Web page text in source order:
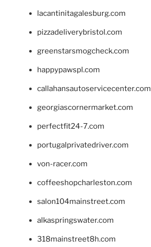
lacantinitagalesburg.com
pizzadeliverybristol.com
greenstarsmogcheck.com
happypawspl.com
callahansautoservicecenter.com
georgiascornermarket.com
perfectfit24-7.com
portugalprivatedriver.com
von-racer.com
coffeeshopcharleston.com
salon104mainstreet.com
alkaspringswater.com
318mainstreet8h.com